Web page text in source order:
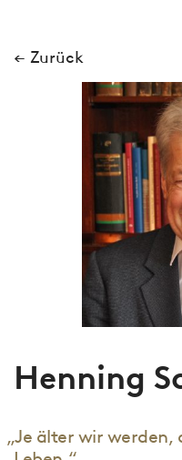
← Zurück
Henning
„Je älter wir werden,